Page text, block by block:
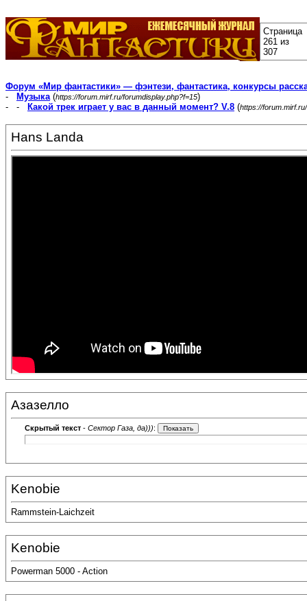
Страница
261 из
307
Форум «Мир фантастики» — фэнтези, фантастика, конкурсы
-
Музыка(https://forum.mirf.ru/forumdisplay.php?f=15)
- -
Какой трек играет у вас в данный момент? V.8 (https://
Hans Landa
Азазелло
Скрытый текст - Сектор Газа, да))):
Kenobie
Rammstein-Laichzeit
Kenobie
Powerman 5000 - Action